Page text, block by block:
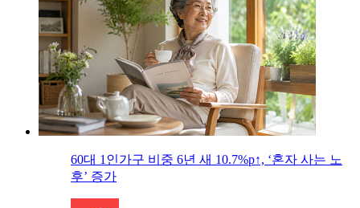
60대 1인가구 비중 6년 새 10.7%p↑, ‘혼자 사는 노
후’ 증가